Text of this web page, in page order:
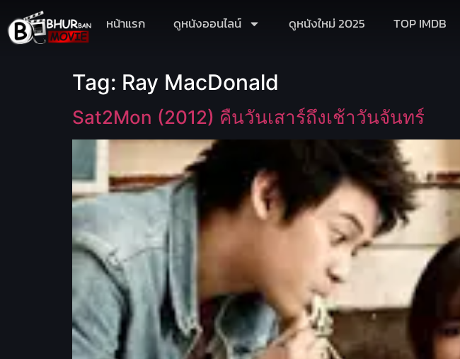
หน้าแรก ดูหนังออนไลน์ ดูหนังใหม่ 2025 TOP IMDB
Tag: Ray MacDonald
Sat2Mon (2012) คืนวันเสาร์ถึงเช้าวันจันทร์